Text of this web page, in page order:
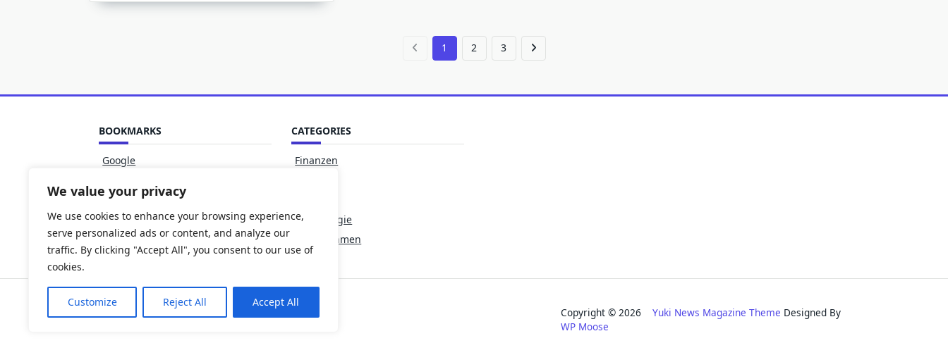
We value your privacy
We use cookies to enhance your browsing experience,
serve personalized ads or content, and analyze our
traffic. By clicking "Accept All", you consent to our use of
cookies.
Customize Reject All Accept All
1 2 3
BOOKMARKS
Google
CATEGORIES
Finanzen
Technologie
Unternehmen
Copyright © 2026Yuki News Magazine Theme Designed By
WP Moose